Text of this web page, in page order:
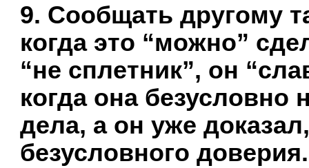
9. Сообщать другому
когда это “можно”
“не сплетник”, он
когда она безусловно
дела, а он уже
безусловного